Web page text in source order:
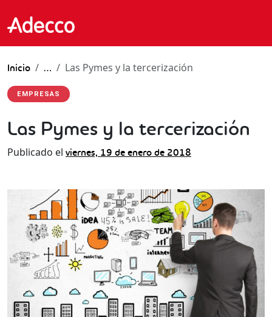
Inicio … Las Pymes y la tercerización
EMPRESAS
Las Pymes y la tercerización
Publicado el viernes, 19 de enero de 2018